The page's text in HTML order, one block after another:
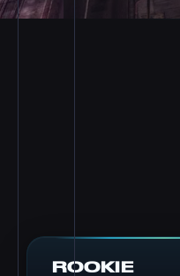
ROOKIE